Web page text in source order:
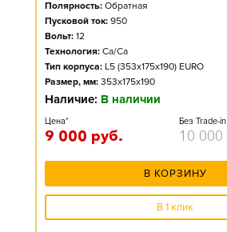
Полярность: Обратная
Пусковой ток: 950
Вольт: 12
Технология: Ca/Ca
Тип корпуса: L5 (353x175x190) EURO
Размер, мм: 353x175x190
Наличие: В наличии
Цена*
9 000 руб.
Без Trade-in
10 000
В КОРЗИНУ
В 1 клик